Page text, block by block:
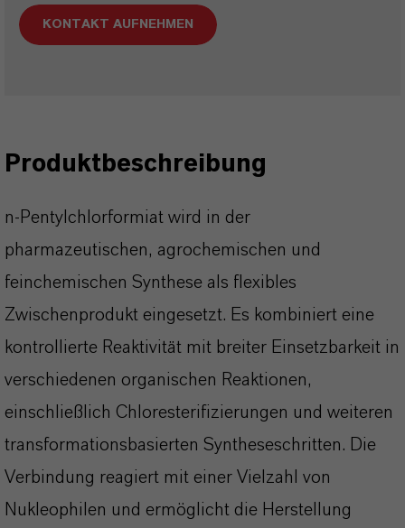
KONTAKT AUFNEHMEN
Produktbeschreibung
n-Pentylchlorformiat wird in der
pharmazeutischen, agrochemischen und
feinchemischen Synthese als flexibles
Zwischenprodukt eingesetzt. Es kombiniert eine
kontrollierte Reaktivität mit breiter Einsetzbarkeit in
verschiedenen organischen Reaktionen,
einschließlich Chloresterifizierungen und weiteren
transformationsbasierten Syntheseschritten. Die
Verbindung reagiert mit einer Vielzahl von
Nukleophilen und ermöglicht die Herstellung